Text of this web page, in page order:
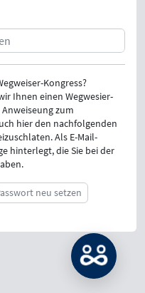
Kongress?
Ihnen einen Wegwesier-
zum
hier den nachfolgenden
Als E-Mail-
hinterlegt, die Sie bei der
neu setzen